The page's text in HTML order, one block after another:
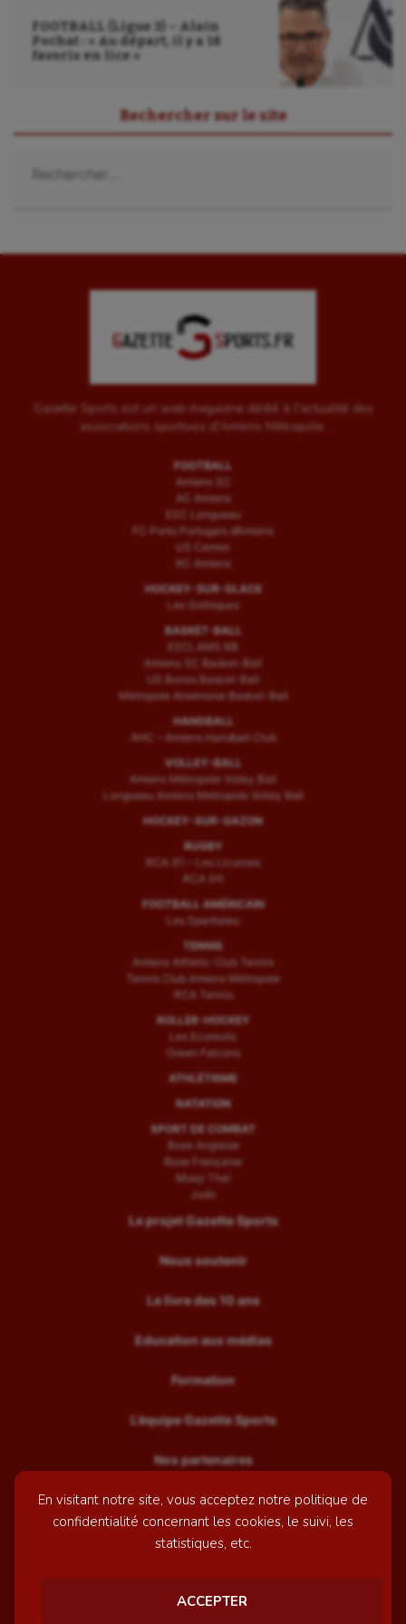
En visitant notre site, vous acceptez notre politique de
confidentialité concernant les cookies, le suivi, les
statistiques, etc.
ACCEPTER
UNSS
Wakeboard
FOOTBALL (Ligue 3) – Alain
Pochat : « Au départ, il y a 18
favoris en lice »
Rechercher sur le site
Gazette Sports est un web magazine dédié à l'actualité des
associations sportives d'Amiens Métropole.
FOOTBALL
Amiens SC
AC Amiens
ESC Longueau
FC Porto Portugais d’Amiens
US Camon
RC Amiens
HOCKEY-SUR-GLACE
Les Gothiques
BASKET-BALL
ESCLAMS BB
Amiens SC Basket-Ball
US Boves Basket-Ball
Métropole Amiénoise Basket-Ball
HANDBALL
AHC – Amiens Handball Club
VOLLEY-BALL
Amiens Métropole Volley Ball
Longueau Amiens Metropole Volley Ball
HOCKEY-SUR-GAZON
RUGBY
RCA (F) – Les Licornes
RCA (H)
FOOTBALL AMÉRICAIN
Les Spartiates
TENNIS
Amiens Athletic Club Tennis
Tennis Club Amiens Métropole
RCA Tennis
ROLLER-HOCKEY
Les Ecureuils
Green Falcons
ATHLÉTISME
NATATION
SPORT DE COMBAT
Boxe Anglaise
Boxe Française
Muay Thaï
Judo
Le projet Gazette Sports
Nous soutenir
Le livre des 10 ans
Education aux médias
Formation
L’équipe Gazette Sports
Nos partenaires
Recrutement
Mentions légales